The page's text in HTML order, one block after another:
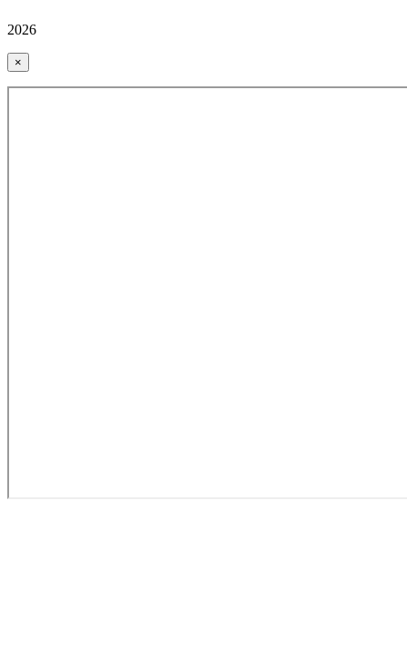
2026
×